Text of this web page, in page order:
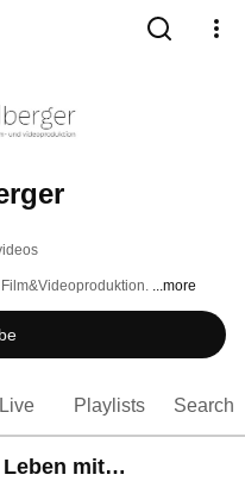
...more
Live Playlists Search
mit